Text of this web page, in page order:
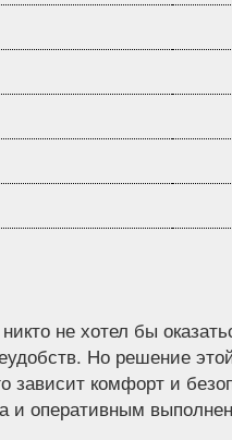
не хотел бы
Но решение
зависит комфорт и
и оперативным